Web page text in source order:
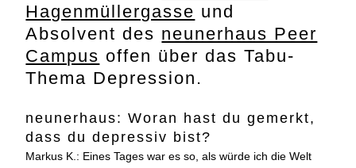
Hagenmüllergasse und
Absolvent des neunerhaus Peer
Campus offen über das Tabu-
Thema Depression.
neunerhaus: Woran hast du gemerkt,
dass du depressiv bist?
Markus K.: Eines Tages war es so, als würde ich die Welt